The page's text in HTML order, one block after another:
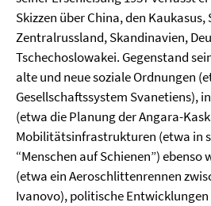
Skizzen über China, den Kaukasus,
Zentralrussland, Skandinavien,
Tschechoslowakei. Gegenstand
alte und neue soziale Ordnungen
Gesellschaftssystem Svanetiens),
(etwa die Planung der Angara-
Mobilitätsinfrastrukturen (etwa in
“Menschen auf Schienen”) ebenso
(etwa ein Aeroschlittenrennen
Ivanovo), politische